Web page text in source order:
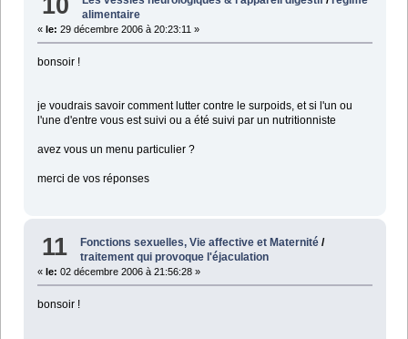
alimentaire
« le: 29 décembre 2006 à 20:23:11 »
bonsoir !
je voudrais savoir comment lutter contre le surpoids, et si l'un ou
l'une d'entre vous est suivi ou a été suivi par un nutritionniste
avez vous un menu particulier ?
merci de vos réponses
11 Fonctions sexuelles, Vie affective et Maternité /
traitement qui provoque l'éjaculation
« le: 02 décembre 2006 à 21:56:28 »
bonsoir !